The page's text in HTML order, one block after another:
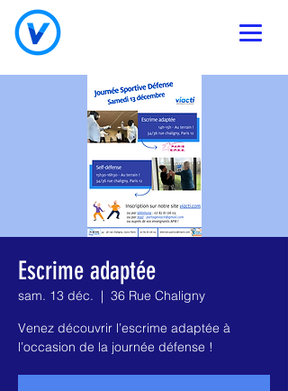
Escrime adaptée
sam. 13 déc.
  |
36 Rue Chaligny
Venez découvrir l’escrime adaptée à
l’occasion de la journée défense !